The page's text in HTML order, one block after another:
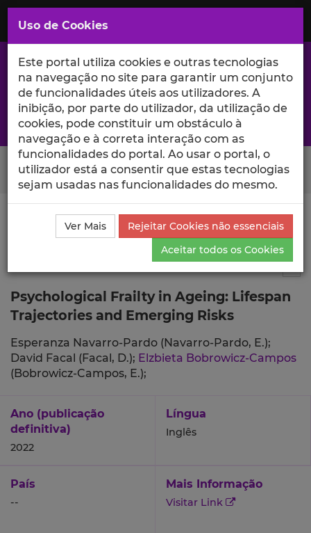
Saltar
para
Conteúdo
Principal
A excelência da investigação e ciência no Iscte
Search Button
Ciência_Iscte Publicações
Descrição Detalhada da
Publicação
Psychological Frailty in Ageing: Lifespan
Trajectories and Emerging Risks
Esperanza Navarro-Pardo (Navarro-Pardo, E.);
David Facal (Facal, D.); Elzbieta Bobrowicz-Campos
(Bobrowicz-Campos, E.);
Ano (publicação
definitiva)
2022
Língua
Inglês
País
--
Mais Informação
Visitar Link
Uso de Cookies
Este portal utiliza cookies e outras tecnologias
na navegação no site para garantir um conjunto
de funcionalidades úteis aos utilizadores. A
inibição, por parte do utilizador, da utilização de
cookies, pode constituir um obstáculo à
navegação e à correta interação com as
funcionalidades do portal. Ao usar o portal, o
utilizador está a consentir que estas tecnologias
sejam usadas nas funcionalidades do mesmo.
Ver Mais
Rejeitar Cookies não essenciais
Aceitar todos os Cookies